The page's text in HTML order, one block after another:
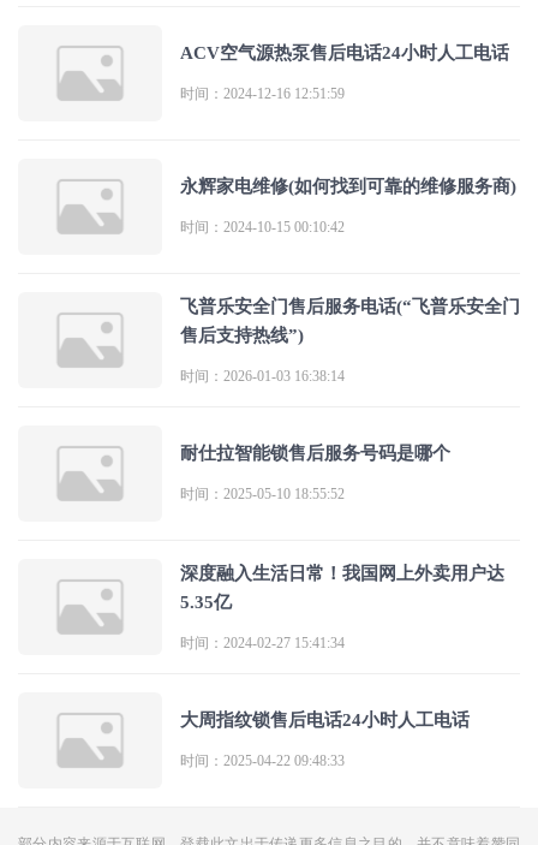
ACV空气源热泵售后电话24小时人工电话
时间：2024-12-16 12:51:59
永辉家电维修(如何找到可靠的维修服务商)
时间：2024-10-15 00:10:42
飞普乐安全门售后服务电话(“飞普乐安全门
售后支持热线”)
时间：2026-01-03 16:38:14
耐仕拉智能锁售后服务号码是哪个
时间：2025-05-10 18:55:52
深度融入生活日常！我国网上外卖用户达
5.35亿
时间：2024-02-27 15:41:34
大周指纹锁售后电话24小时人工电话
时间：2025-04-22 09:48:33